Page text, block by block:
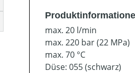
max. 20 l/min
max. 220 bar (22 MPa)
max. 70 °C
Düse: 055 (schwarz)